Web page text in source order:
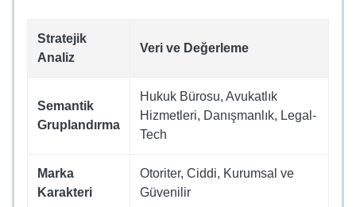
Stratejik
Analiz
Veri ve Değerleme
Semantik
Gruplandırma
Hukuk Bürosu, Avukatlık
Hizmetleri, Danışmanlık, Legal-
Tech
Marka
Karakteri
Otoriter, Ciddi, Kurumsal ve
Güvenilir